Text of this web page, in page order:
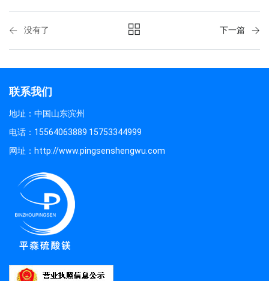
没有了 下一篇
联系我们
地址：中国山东滨州
电话：15564063889 15753344999
网址：http://www.pingsenshengwu.com